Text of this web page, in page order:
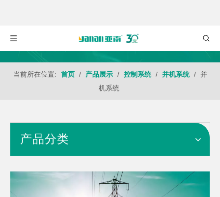
当前所在位置: 首页 / 产品展示 / 控制系统 / 并机系统 /
并
机系统
产品分类